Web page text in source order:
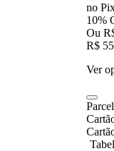
no
10%
Ou
R$
Ver